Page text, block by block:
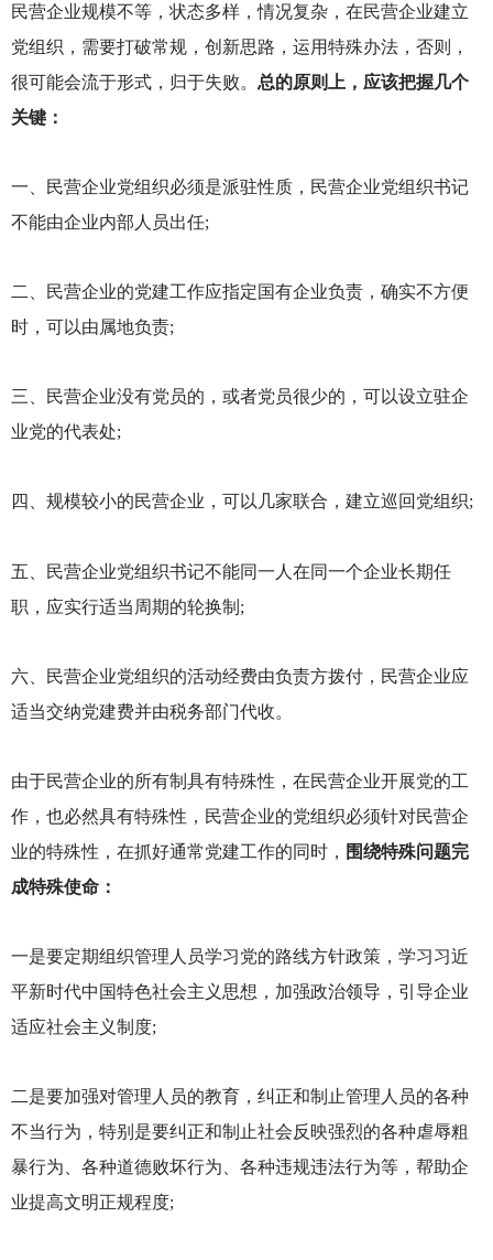
民营企业规模不等，状态多样，情况复杂，在民营企业建立
党组织，需要打破常规，创新思路，运用特殊办法，否则，
很可能会流于形式，归于失败。 总的原则上，应该把握几个
关键：
一、民营企业党组织必须是派驻性质，民营企业党组织书记
不能由企业内部人员出任;
二、民营企业的党建工作应指定国有企业负责，确实不方便
时，可以由属地负责;
三、民营企业没有党员的，或者党员很少的，可以设立驻企
业党的代表处;
四、规模较小的民营企业，可以几家联合，建立巡回党组织;
五、民营企业党组织书记不能同一人在同一个企业长期任
职，应实行适当周期的轮换制;
六、民营企业党组织的活动经费由负责方拨付，民营企业应
适当交纳党建费并由税务部门代收。
由于民营企业的所有制具有特殊性，在民营企业开展党的工
作，也必然具有特殊性，民营企业的党组织必须针对民营企
业的特殊性，在抓好通常党建工作的同时， 围绕特殊问题完
成特殊使命：
一是要定期组织管理人员学习党的路线方针政策，学习习近
平新时代中国特色社会主义思想，加强政治领导，引导企业
适应社会主义制度;
二是要加强对管理人员的教育，纠正和制止管理人员的各种
不当行为，特别是要纠正和制止社会反映强烈的各种虐辱粗
暴行为、各种道德败坏行为、各种违规违法行为等，帮助企
业提高文明正规程度;